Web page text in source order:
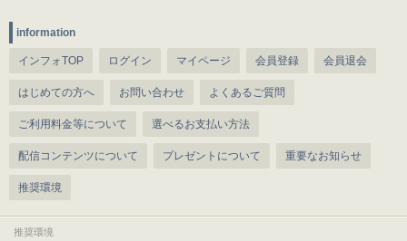
information
インフォTOP ログイン マイページ 会員登録 会員退会
はじめての方へ お問い合わせ よくあるご質問
ご利用料金等について 選べるお支払い方法
配信コンテンツについて プレゼントについて 重要なお知らせ
推奨環境
推奨環境